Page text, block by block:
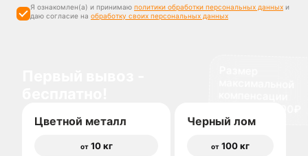
Я ознакомлен(а) и принимаю политики обработки персональных данных и
даю согласие на обработку своих персональных данных
Цветной металл
от10 кг
Черный лом
от 100 кг